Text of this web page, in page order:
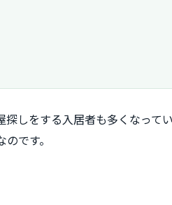
しをする入居者も多くなって
です。